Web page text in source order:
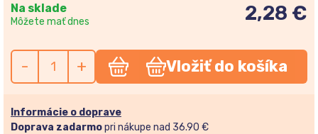
Na sklade
Môžete mať dnes 2,28 €
- + Vložiť do košíka
Informácie o doprave
Doprava zadarmopri nákupe nad 36.90 €